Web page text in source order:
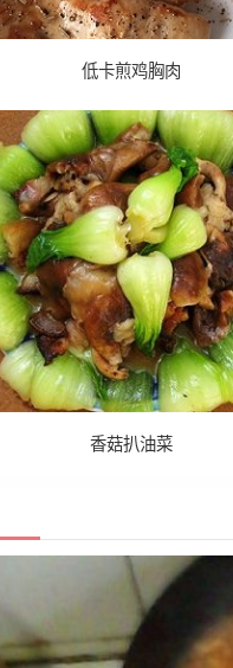
低卡煎鸡胸肉
香菇扒油菜